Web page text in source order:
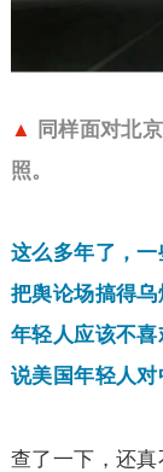
▲ 同样面对北京
照。
这么多年了，一
把舆论场搞得
年轻人应该不
说美国年轻人对
查了一下，还真